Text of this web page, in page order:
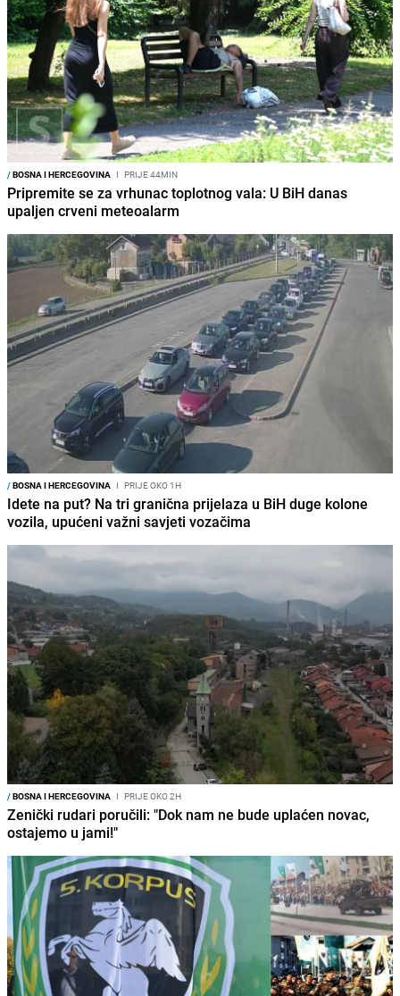
/BOSNA I HERCEGOVINA I PRIJE 44MIN
Pripremite se za vrhunac toplotnog vala: U BiH danas
upaljen crveni meteoalarm
/BOSNA I HERCEGOVINA I PRIJE OKO 1H
Idete na put? Na tri granična prijelaza u BiH duge kolone
vozila, upućeni važni savjeti vozačima
/BOSNA I HERCEGOVINA I PRIJE OKO 2H
Zenički rudari poručili: "Dok nam ne bude uplaćen novac,
ostajemo u jami!"